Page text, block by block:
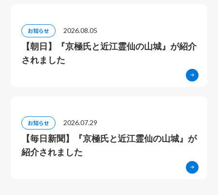
お知らせ 2026.08.05
【朝日】『京極氏と近江霊仙の山城』が紹介
されました
お知らせ 2026.07.29
【毎日新聞】『京極氏と近江霊仙の山城』が
紹介されました